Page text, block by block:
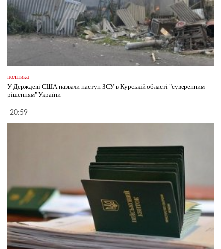
політика
У Держдепі США назвали наступ ЗСУ в Курській області "суверенним
рішенням" України
20:59